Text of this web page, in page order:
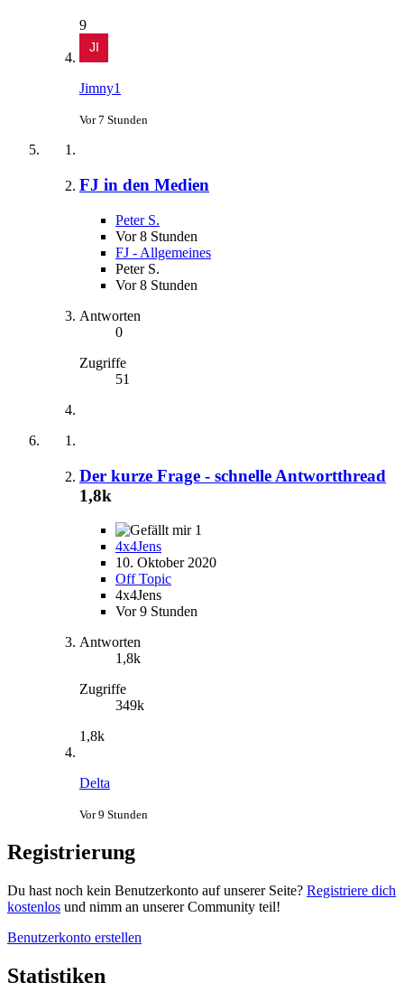
9
Jimny1
Vor 7 Stunden
FJ in den Medien
Peter S.
Vor 8 Stunden
FJ - Allgemeines
Peter S.
Vor 8 Stunden
Antworten
0
Zugriffe
51
Der kurze Frage - schnelle Antwortthread
1,8k
1
4x4Jens
10. Oktober 2020
Off Topic
4x4Jens
Vor 9 Stunden
Antworten
1,8k
Zugriffe
349k
1,8k
Delta
Vor 9 Stunden
Registrierung
Du hast noch kein Benutzerkonto auf unserer Seite? Registriere dich
kostenlos und nimm an unserer Community teil!
Benutzerkonto erstellen
Statistiken